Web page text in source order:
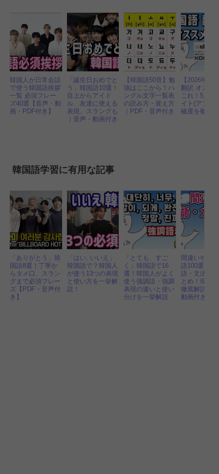
韓国人が日常会話
で使う韓国語挨拶
一覧 必須フレー
ズ40選【音声・動
画・PDF付き】
「誕生日おめでと
う」韓国語10選！
目上からアイド
ル、友達に使える
表現、スラングも
｜音声・動画付き
【韓国語50音】勉
強はここから！ハ
ングル文字一覧表
の読み方・覚え方
｜PDF・音声付き
【2026年】
翻訳 オスス
これ！5大無
イト(アプリ)
確度を徹底
韓国語学習に有用な記事
「ありがとう」韓
国語8選｜丁寧か
らタメ口、スラン
グまで必須フレー
ズ【PDF・音声付
き】
「はい, いいえ」
韓国語で？韓国人
が使う13つの表現
と使い方を一挙解
説！
「とても、すご
く」韓国語で16
選！韓国人がよく
使う強調語・強調
表現の違いと使い
分けを一挙解説
間違いやす
語100選 表
語・文法・
とめ！現役
徹底解説｜
動画付き